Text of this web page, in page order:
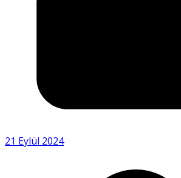
21 Eylül 2024